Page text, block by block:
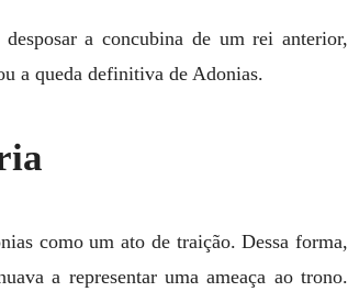
a concubina de um rei anterior,
a queda definitiva de Adonias.
como um ato de traição. Dessa forma,
a representar uma ameaça ao trono.